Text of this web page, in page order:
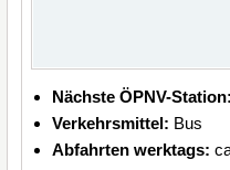
Nächste ÖPNV-Station:
Verkehrsmittel: Bus
Abfahrten werktags: